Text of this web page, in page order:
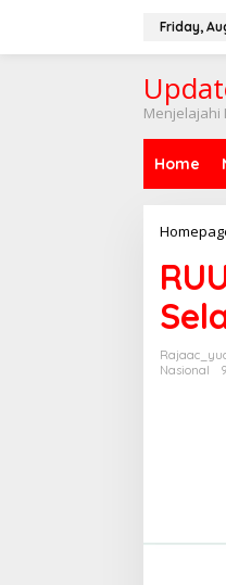
Friday,
Menjelajahi
Home
Nasional